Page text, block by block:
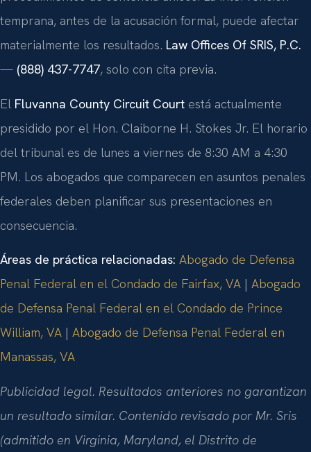
temprana, antes de la acusación formal, puede afectar
materialmente los resultados. Law Offices Of SRIS, P.C.
— (888) 437-7747, solo con cita previa.
El Fluvanna County Circuit Court está actualmente
presidido por el Hon. Claiborne H. Stokes Jr. El horario
del tribunal es de lunes a viernes de 8:30 AM a 4:30
PM. Los abogados que comparecen en asuntos penales
federales deben planificar sus presentaciones en
consecuencia.
Áreas de práctica relacionadas: Abogado de Defensa
Penal Federal en el Condado de Fairfax, VA | Abogado
de Defensa Penal Federal en el Condado de Prince
William, VA | Abogado de Defensa Penal Federal en
Manassas, VA
Publicidad legal. Resultados anteriores no garantizan
un resultado similar. Contenido revisado por Mr. Sris
(admitido en Virginia, Maryland, el Distrito de